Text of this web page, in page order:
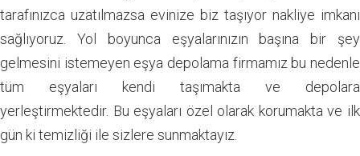
tarafınızca uzatılmazsa evinize biz taşıyor nakliye imkanı
sağlıyoruz. Yol boyunca eşyalarınızın başına bir şey
gelmesini istemeyen eşya depolama firmamız bu nedenle
tüm eşyaları kendi taşımakta ve depolara
yerleştirmektedir. Bu eşyaları özel olarak korumakta ve ilk
gün ki temizliği ile sizlere sunmaktayız.